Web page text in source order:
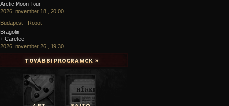
Arctic Moon Tour
2026. november 18., 20:00
Budapest - Robot
Bragolin
+ Carellee
2026. november 26., 19:30